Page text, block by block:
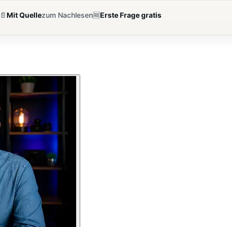
📄Mit Quellezum Nachlesen🆓Erste Frage gratis